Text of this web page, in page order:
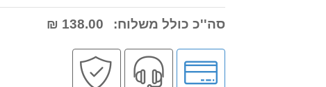
סה''כ כולל משלוח:
לחץ
לאפשרויות
שירות
מקצועי